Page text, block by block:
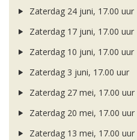
Zaterdag 24 juni, 17.00 uur
Zaterdag 17 juni, 17.00 uur
Zaterdag 10 juni, 17.00 uur
Zaterdag 3 juni, 17.00 uur
Zaterdag 27 mei, 17.00 uur
Zaterdag 20 mei, 17.00 uur
Zaterdag 13 mei, 17.00 uur